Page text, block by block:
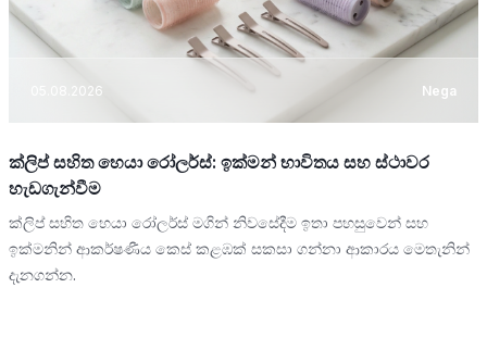
05.08.2026 Nega
ක්ලිප් සහිත හෙයා රෝලර්ස්: ඉක්මන් භාවිතය සහ ස්ථාවර
හැඩගැන්වීම
ක්ලිප් සහිත හෙයා රෝලර්ස් මගින් නිවසේදීම ඉතා පහසුවෙන් සහ
ඉක්මනින් ආකර්ෂණීය කෙස් කළඹක් සකසා ගන්නා ආකාරය මෙතැනින්
දැනගන්න.